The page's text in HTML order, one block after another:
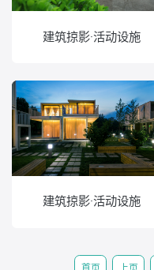
建筑掠影·活动设施
建筑掠影·活动设施